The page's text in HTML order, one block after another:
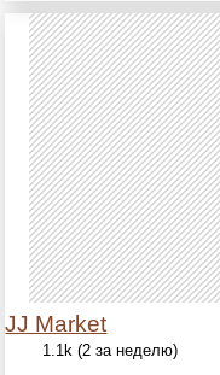
JJ Market
1.1k (2 за неделю)